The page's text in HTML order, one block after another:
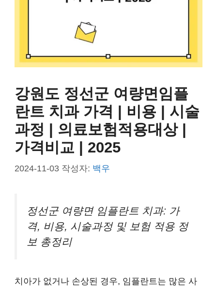
강원도 정선군 여량면임플
란트 치과 가격 | 비용 | 시술
과정 | 의료보험적용대상 |
가격비교 | 2025
2024-11-03 작성자: 백우
정선군 여량면 임플란트 치과: 가
격, 비용, 시술과정 및 보험 적용 정
보 총정리
치아가 없거나 손상된 경우, 임플란트는 많은 사